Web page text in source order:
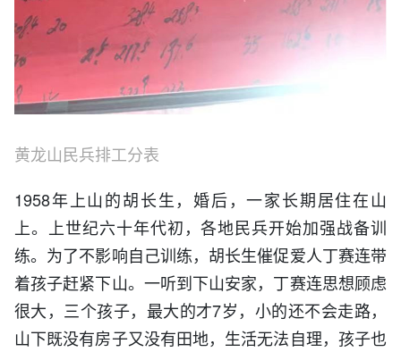
黄龙山民兵排工分表
1958年上山的胡长生，婚后，一家长期居住在山
上。上世纪六十年代初，各地民兵开始加强战备训
练。为了不影响自己训练，胡长生催促爱人丁赛连带
着孩子赶紧下山。一听到下山安家，丁赛连思想顾虑
很大，三个孩子，最大的才7岁，小的还不会走路，
山下既没有房子又没有田地，生活无法自理，孩子也